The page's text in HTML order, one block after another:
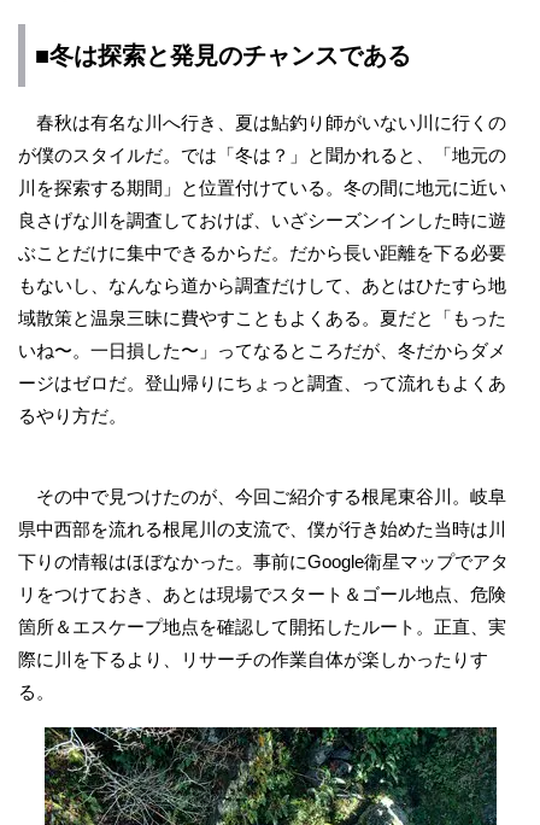
■冬は探索と発見のチャンスである
春秋は有名な川へ行き、夏は鮎釣り師がいない川に行くの
が僕のスタイルだ。では「冬は？」と聞かれると、「地元の
川を探索する期間」と位置付けている。冬の間に地元に近い
良さげな川を調査しておけば、いざシーズンインした時に遊
ぶことだけに集中できるからだ。だから長い距離を下る必要
もないし、なんなら道から調査だけして、あとはひたすら地
域散策と温泉三昧に費やすこともよくある。夏だと「もった
いね〜。一日損した〜」ってなるところだが、冬だからダメ
ージはゼロだ。登山帰りにちょっと調査、って流れもよくあ
るやり方だ。
その中で見つけたのが、今回ご紹介する根尾東谷川。岐阜
県中西部を流れる根尾川の支流で、僕が行き始めた当時は川
下りの情報はほぼなかった。事前にGoogle衛星マップでアタ
リをつけておき、あとは現場でスタート＆ゴール地点、危険
箇所＆エスケープ地点を確認して開拓したルート。正直、実
際に川を下るより、リサーチの作業自体が楽しかったりす
る。